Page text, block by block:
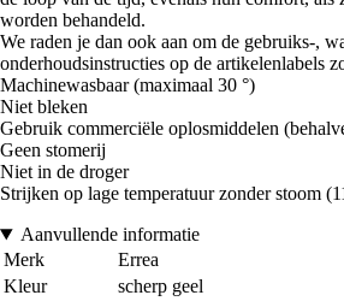
worden behandeld.
We raden je dan ook aan om de gebruiks-,
onderhoudsinstructies op de artikelenlabels
Machinewasbaar (maximaal 30 °)
Niet bleken
Gebruik commerciële oplosmiddelen
Geen stomerij
Niet in de droger
Strijken op lage temperatuur zonder stoom
Aanvullende informatie
Merk
Errea
Kleur
scherp geel